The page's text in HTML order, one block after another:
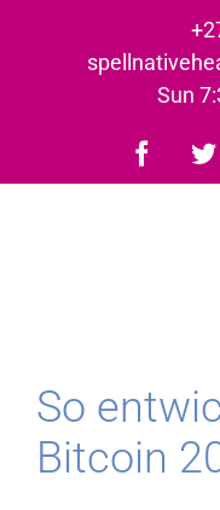
Sun
So
Bitcoin